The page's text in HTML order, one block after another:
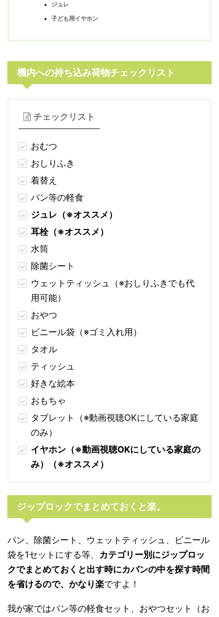
ジュレ
子ども用イヤホン
機内への持ち込み荷物チェックリスト
チェックリスト
おむつ
おしりふき
着替え
パン等の軽食
ジュレ（※オススメ）
耳栓（※オススメ）
水筒
除菌シート
ウェットティッシュ（※おしりふきでも代
用可能）
おやつ
ビニール袋（※ゴミ入れ用）
タオル
ティッシュ
好きな絵本
おもちゃ
タブレット（※動画視聴OKにしている家庭
のみ）
イヤホン（※動画視聴OKにしている家庭の
み）（※オススメ）
ジップロックでまとめておくと楽。
パン、除菌シート、ウェットティッシュ、ビニール
袋を1セットにする等、 カテゴリー別にジップロッ
クでまとめておくと出す時にカバンの中を探す時間
を省けるので、かなり楽ですよ！
我が家ではパン等の軽食セット、おやつセット（お